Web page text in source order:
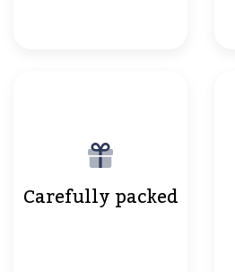
Carefully packed